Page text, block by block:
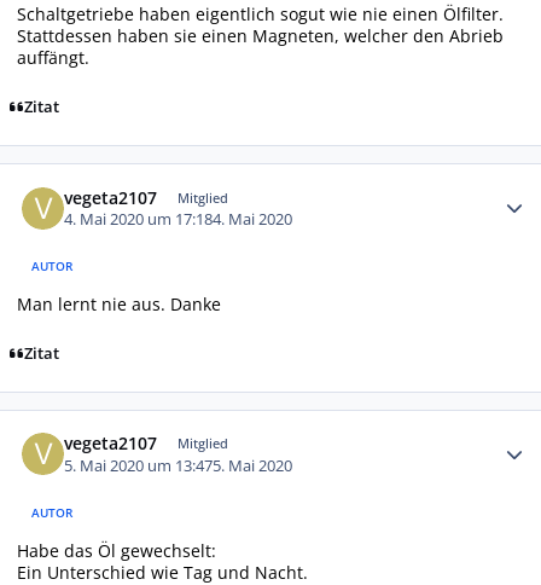
Schaltgetriebe haben eigentlich sogut wie nie einen Ölfilter.
Stattdessen haben sie einen Magneten, welcher den Abrieb
auffängt.
Zitat
vegeta2107 Mitglied
4. Mai 2020 um 17:184. Mai 2020
AUTOR
Man lernt nie aus. Danke
Zitat
vegeta2107 Mitglied
5. Mai 2020 um 13:475. Mai 2020
AUTOR
Habe das Öl gewechselt:
Ein Unterschied wie Tag und Nacht.